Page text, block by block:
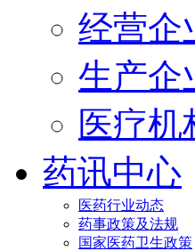
经营企
生产企
医疗机
药讯中心
医药行业动态
药事政策及法规
国家医药卫生政策